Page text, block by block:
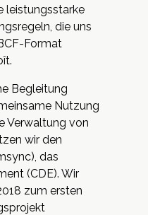
leistungsstarke
die uns
Format
Begleitung
Nutzung
Verwaltung von
wir den
das
(CDE). Wir
zum ersten